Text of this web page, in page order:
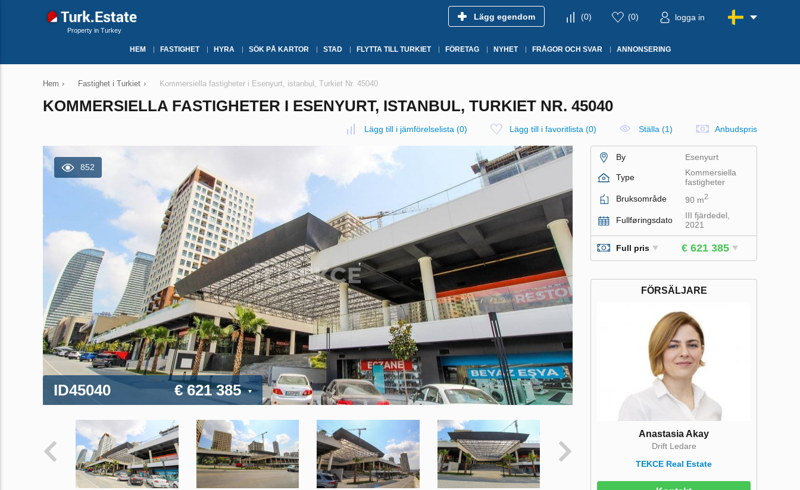
Property in Turkey
Lägg egendom (0) (0) logga in
HEM FASTIGHET HYRA SÖK PÅ KARTOR STAD FLYTTA TILL TURKIET FÖRETAG NYHET FRÅGOR OCH SVAR ANNONSERING
Hem › Fastighet i Turkiet › Kommersiella fastigheter i Esenyurt, istanbul, Turkiet Nr. 45040
KOMMERSIELLA FASTIGHETER I ESENYURT, ISTANBUL, TURKIET NR. 45040
Lägg till i jämförelselista (0) Lägg till i favoritlista (0) Ställa (1) Anbudspris
852
ID45040 € 621 385
By Esenyurt
Type
Kommersiella
fastigheter
Bruksområde
90 m2
Fullføringsdato
III fjärdedel,
2021
Full pris € 621 385
FÖRSÄLJARE
Anastasia Akay
Drift Ledare
TEKCE Real Estate